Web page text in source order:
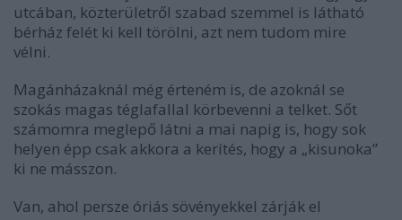
utcában, közterületről szabad szemmel is látható
bérház felét ki kell törölni, azt nem tudom mire
vélni.
Magánházaknál még érteném is, de azoknál se
szokás magas téglafallal körbevenni a telket. Sőt
számomra meglepő látni a mai napig is, hogy sok
helyen épp csak akkora a kerítés, hogy a „kisunoka”
ki ne másszon.
Van, ahol persze óriás sövényekkel zárják el